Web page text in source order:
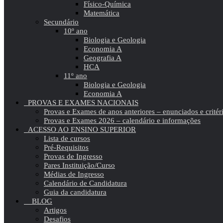
Físico-Química
Matemática
Secundário
10º ano
Biologia e Geologia
Economia A
Geografia A
HCA
11º ano
Biologia e Geologia
Economia A
PROVAS E EXAMES NACIONAIS
Provas e Exames de anos anteriores – enunciados e
Provas e Exames 2026 – calendário e informações
ACESSO AO ENSINO SUPERIOR
Lista de cursos
Pré-Requisitos
Provas de Ingresso
Pares Instituição/Curso
Médias de Ingresso
Calendário de Candidatura
Guia da candidatura
BLOG
Artigos
Desafios